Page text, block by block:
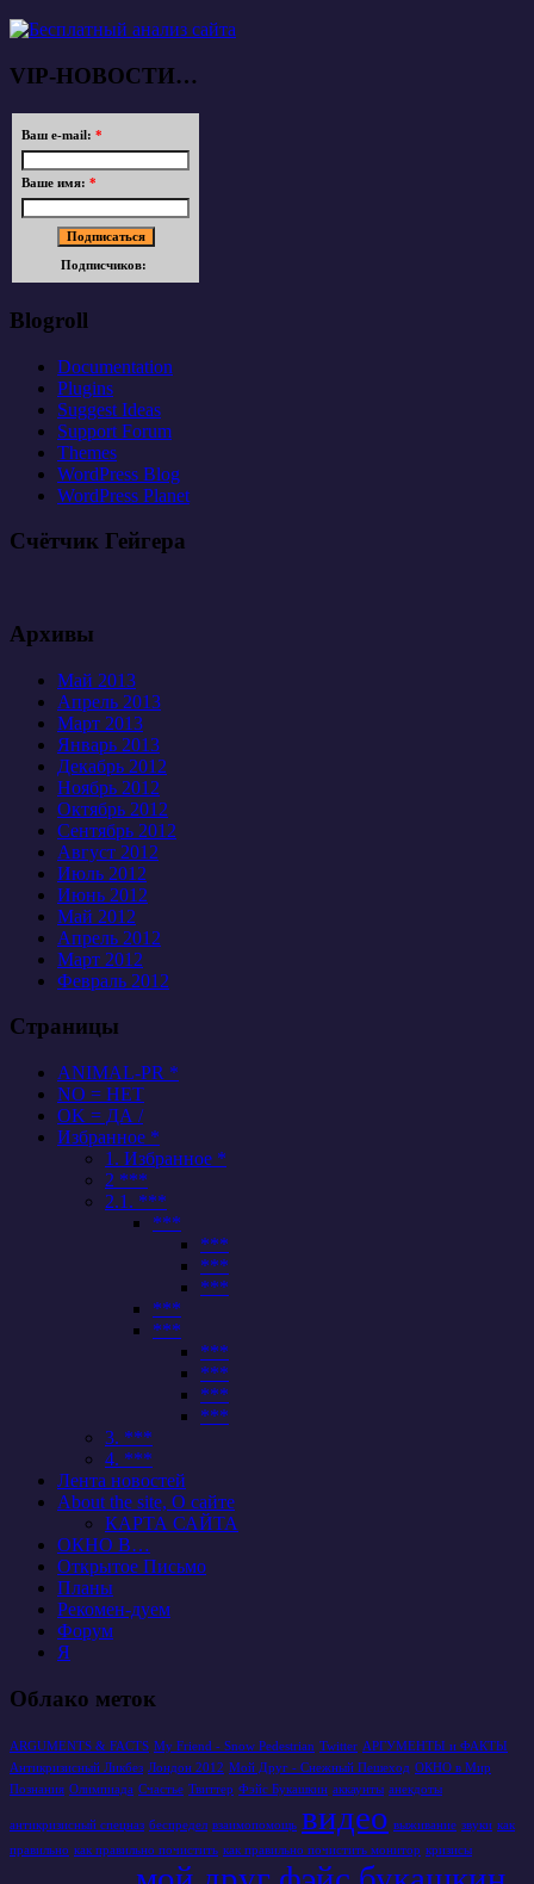
VIP-НОВОСТИ…
Ваш e-mail: *
Ваше имя: *
Подписчиков:
Blogroll
Documentation
Plugins
Suggest Ideas
Support Forum
Themes
WordPress Blog
WordPress Planet
Счётчик Гейгера
Архивы
Май 2013
Апрель 2013
Март 2013
Январь 2013
Декабрь 2012
Ноябрь 2012
Октябрь 2012
Сентябрь 2012
Август 2012
Июль 2012
Июнь 2012
Май 2012
Апрель 2012
Март 2012
Февраль 2012
Страницы
ANIMAL-PR *
NO = НЕТ
OK = ДА /
Избранное *
1. Избранное *
2 ***
2.1. ***
***
***
***
***
***
***
***
***
***
***
3. ***
4. ***
Лента новостей
About the site, О сайте
КАРТА САЙТА
ОКНО В…
Открытое Письмо
Планы
Рекомен-дуем
Форум
Я
Облако меток
ARGUMENTS & FACTS My Friend - Snow Pedestrian Twitter АРГУМЕНТЫ и ФАКТЫ
Антикризисный Ликбез Лондон 2012 Мой Друг - Снежный Пешеход ОКНО в Мир
Познания Олимпиада Счастье Твиттер Фэйс Букашкин аккаунты анекдоты
антикризисный спецназ беспредел взаимопомощь видео выживание звуки как
правильно как правильно почистить как правильно почистить монитор кризисы